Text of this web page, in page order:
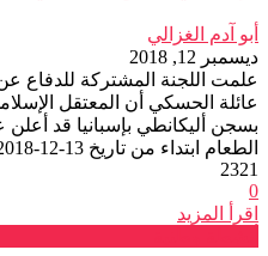
أبو آدم الغزالي
ديسمبر 12, 2018
علمت اللجنة المشتركة للدفاع
عائلة الحسكي أن المعتقل
بسجن أليكانطي بإسبانيا قد
الطعام ابتداء من تاريخ 13-12-2018، و ...
2321
0
اقرأ المزيد